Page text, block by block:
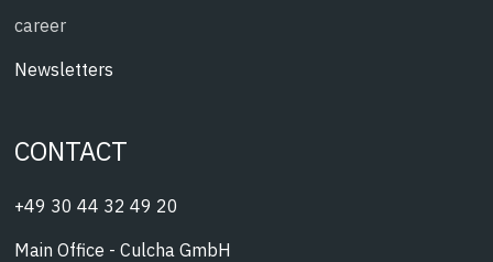
career
Newsletters
CONTACT
+49 30 44 32 49 20
Main Office - Culcha GmbH